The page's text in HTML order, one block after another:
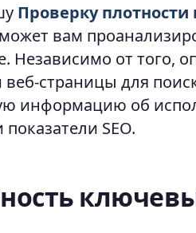
Проверку
вам
Независимо от того,
страницы для
информацию об
SEO.